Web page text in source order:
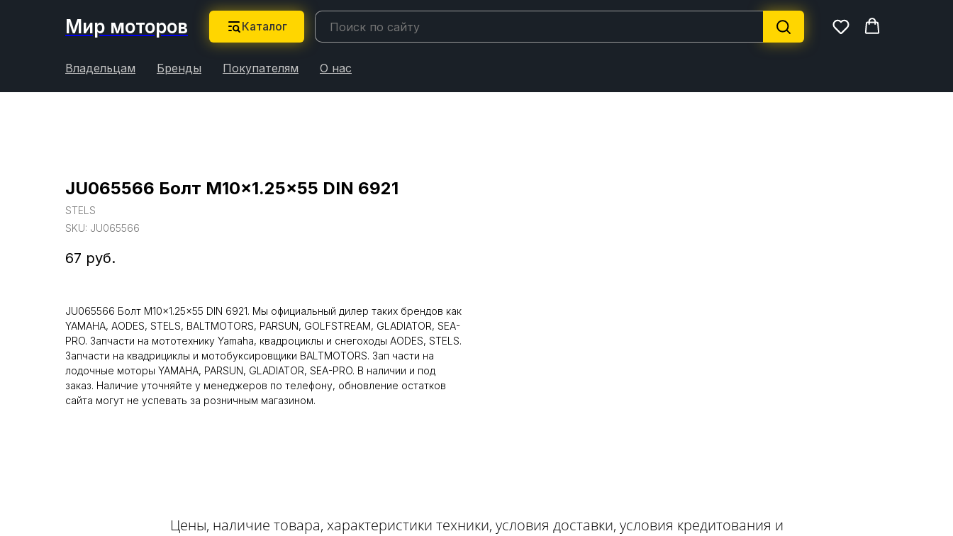
Мир моторов Каталог
Владельцам Бренды Покупателям О нас
JU065566 Болт M10x1.25x55 DIN 6921
STELS
SKU: JU065566
67 руб.
JU065566 Болт M10x1.25x55 DIN 6921. Мы официальный дилер таких брендов как
YAMAHA, AODES, STELS, BALTMOTORS, PARSUN, GOLFSTREAM, GLADIATOR, SEA-
PRO. Запчасти на мототехнику Yamaha, квадроциклы и снегоходы AODES, STELS.
Запчасти на квадрициклы и мотобуксировщики BALTMOTORS. Зап части на
лодочные моторы YAMAHA, PARSUN, GLADIATOR, SEA-PRO. В наличии и под
заказ. Наличие уточняйте у менеджеров по телефону, обновление остатков
сайта могут не успевать за розничным магазином.
Цены, наличие товара, характеристики техники, условия доставки, условия кредитования и